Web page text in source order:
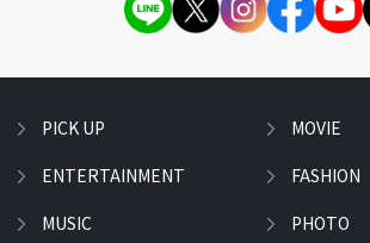
PICK UP
ENTERTAINMENT
MUSIC
MOVIE
FASHION
PHOTO